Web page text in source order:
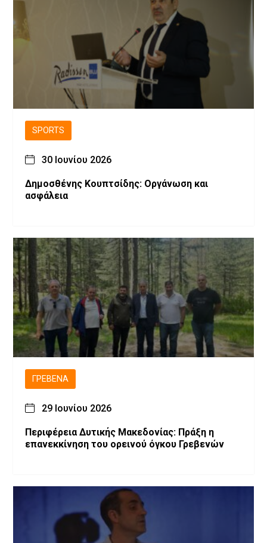
SPORTS
30 Ιουνίου 2026
Δημοσθένης Κουπτσίδης: Οργάνωση και
ασφάλεια
ΓΡΕΒΕΝΆ
29 Ιουνίου 2026
Περιφέρεια Δυτικής Μακεδονίας: Πράξη η
επανεκκίνηση του ορεινού όγκου Γρεβενών